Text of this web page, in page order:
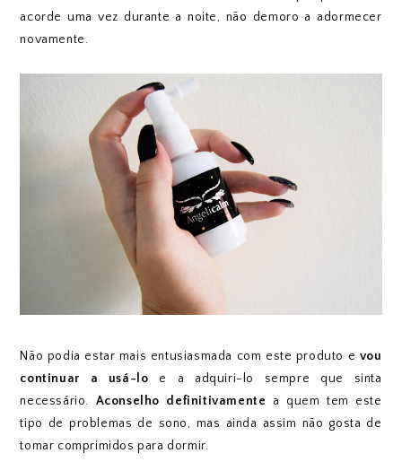
acorde uma vez durante a noite, não demoro a adormecer
novamente.
Não podia estar mais entusiasmada com este produto e vou
continuar a usá-lo e a adquiri-lo sempre que sinta
necessário. Aconselho definitivamente a quem tem este
tipo de problemas de sono, mas ainda assim não gosta de
tomar comprimidos para dormir.